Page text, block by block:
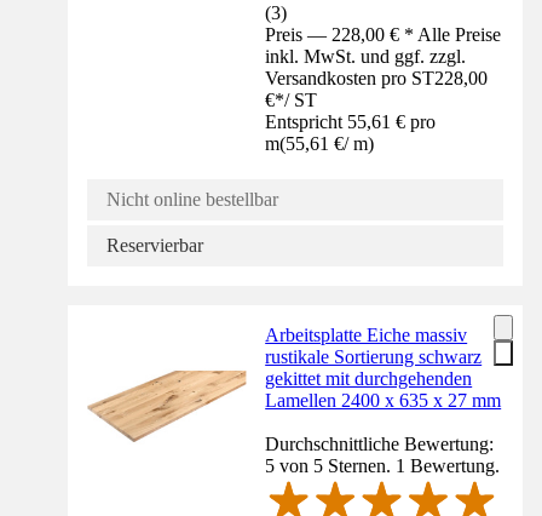
(3)
Preis — 228,00 € * Alle Preise
inkl. MwSt. und ggf. zzgl.
Versandkosten pro ST228,00
€*/ ST
Entspricht 55,61 € pro
m(55,61 €/ m)
Nicht online bestellbar
Reservierbar
Arbeitsplatte Eiche massiv
rustikale Sortierung schwarz
gekittet mit durchgehenden
Lamellen 2400 x 635 x 27 mm
Durchschnittliche Bewertung:
5 von 5 Sternen. 1 Bewertung.